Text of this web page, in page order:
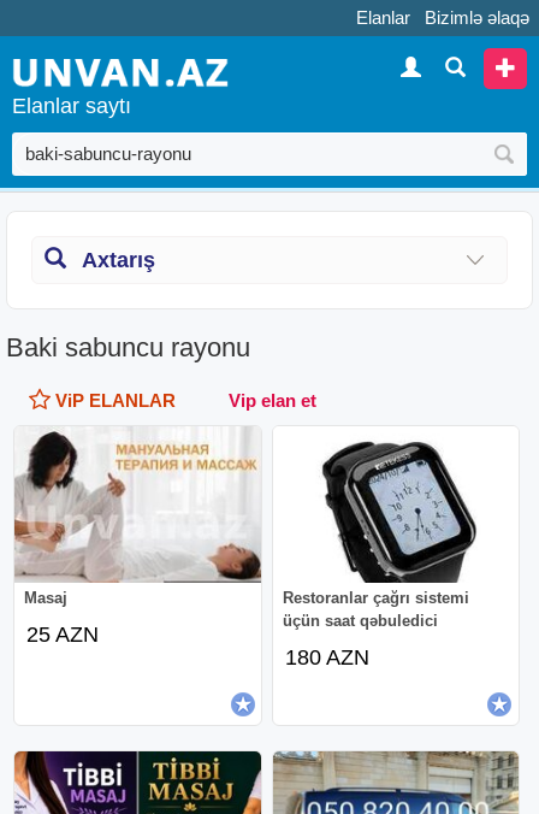
Elanlar Bizimlə əlaqə
Elanlar saytı
Axtarış
Baki sabuncu rayonu
ViP ELANLAR Vip elan et
Masaj
25 AZN
Restoranlar çağrı sistemi
üçün saat qəbuledici
180 AZN